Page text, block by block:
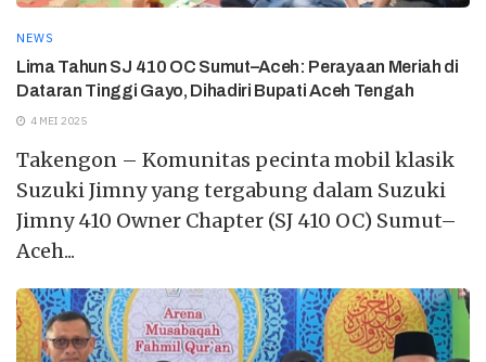
NEWS
Lima Tahun SJ 410 OC Sumut–Aceh: Perayaan Meriah di
Dataran Tinggi Gayo, Dihadiri Bupati Aceh Tengah
4 MEI 2025
Takengon – Komunitas pecinta mobil klasik
Suzuki Jimny yang tergabung dalam Suzuki
Jimny 410 Owner Chapter (SJ 410 OC) Sumut–
Aceh...